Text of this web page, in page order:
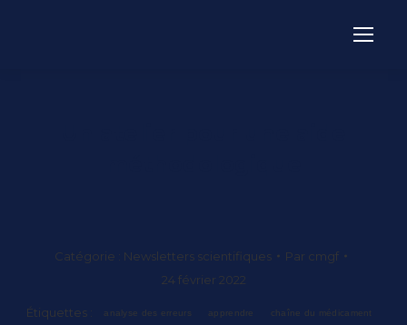
Catégorie : Newsletters scientifiques Par cmgf
24 février 2022
Étiquettes : analyse des erreurs apprendre chaîne du médicament